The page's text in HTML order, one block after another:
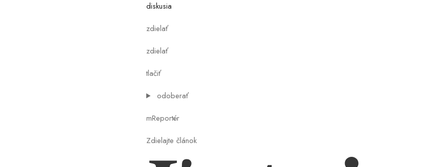
diskusia
zdielať
zdielať
tlačiť
odoberať
mReportér
Zdielajte článok